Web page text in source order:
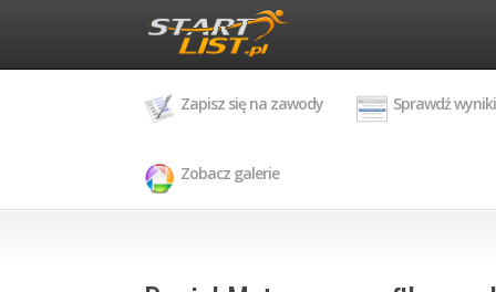
Zapisz się na zawody Sprawdź wyniki
Zobacz galerie